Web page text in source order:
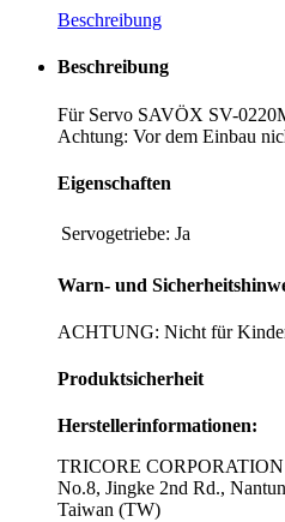
Beschreibung
Beschreibung
Für Servo SAVÖX SV-
Achtung: Vor dem Einbau
Eigenschaften
Servogetriebe: Ja
Warn- und
ACHTUNG: Nicht für Kinder
Produktsicherheit
Herstellerinformationen:
TRICORE
No.8, Jingke 2nd Rd.,
Taiwan (TW)